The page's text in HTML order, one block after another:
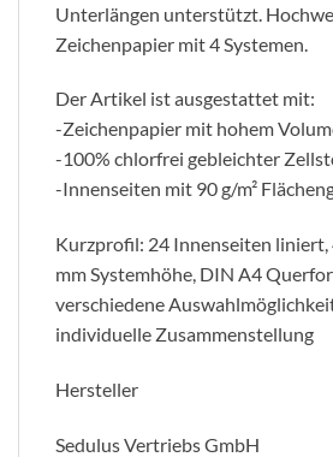
Unterlängen unterstützt.
Zeichenpapier mit 4 Systemen.
Der Artikel ist ausgestattet mit:
-Zeichenpapier mit hohem
-100% chlorfrei gebleichter
-Innenseiten mit 90 g/m²
Kurzprofil: 24 Innenseiten liniert,
mm Systemhöhe, DIN A4
verschiedene
individuelle Zusammenstellung
Hersteller
Sedulus Vertriebs GmbH